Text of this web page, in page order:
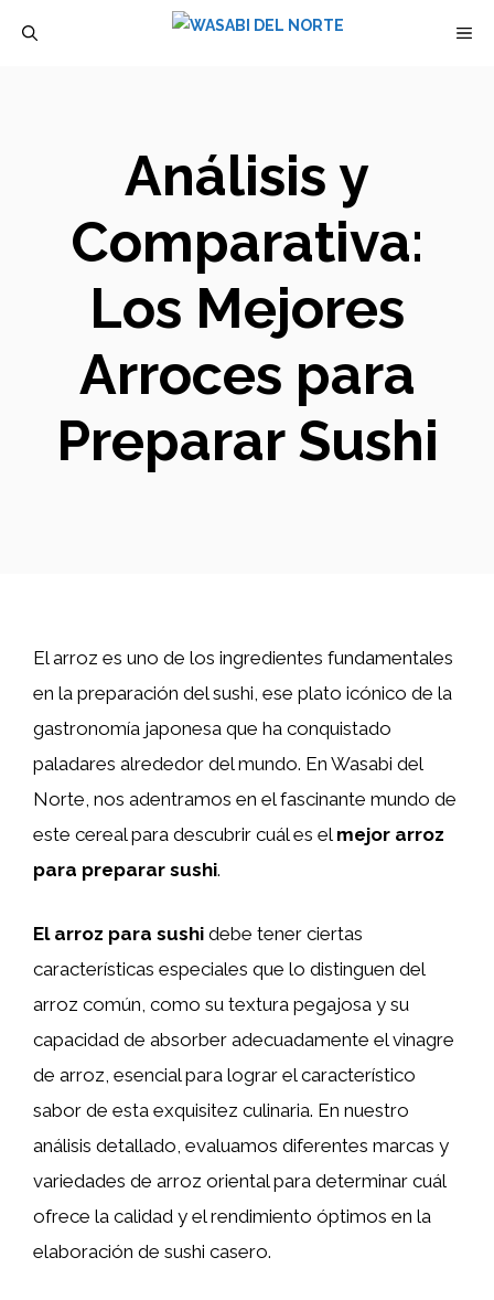
Análisis y
Comparativa:
Los Mejores
Arroces para
Preparar Sushi
El arroz es uno de los ingredientes fundamentales
en la preparación del sushi, ese plato icónico de la
gastronomía japonesa que ha conquistado
paladares alrededor del mundo. En Wasabi del
Norte, nos adentramos en el fascinante mundo de
este cereal para descubrir cuál es el mejor arroz
para preparar sushi.
El arroz para sushi debe tener ciertas
características especiales que lo distinguen del
arroz común, como su textura pegajosa y su
capacidad de absorber adecuadamente el vinagre
de arroz, esencial para lograr el característico
sabor de esta exquisitez culinaria. En nuestro
análisis detallado, evaluamos diferentes marcas y
variedades de arroz oriental para determinar cuál
ofrece la calidad y el rendimiento óptimos en la
elaboración de sushi casero.